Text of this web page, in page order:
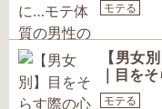
モテる
【男女
｜目を
モテる